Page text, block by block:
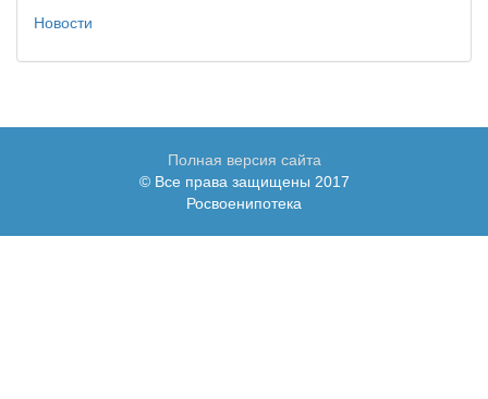
Новости
Полная версия сайта
© Все права защищены 2017
Росвоенипотека